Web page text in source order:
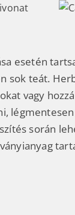
esetén
sok teát.
vagy
során